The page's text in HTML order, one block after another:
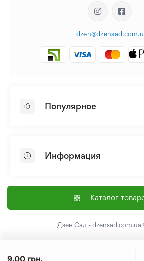
9.00 грн.
Популярное
Лилия
Семена
Информация
Доставка и оплата
Контакты
Каталог
Дзен Сад - dzensad.com.ua